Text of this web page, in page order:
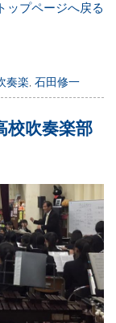
トップページへ戻る
奏楽 ,石田修一
校吹奏楽部